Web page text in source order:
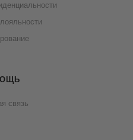
связь